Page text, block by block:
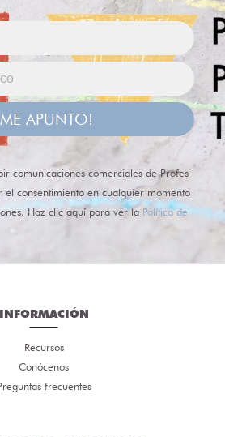
APUNTO!
comunicaciones comerciales de Profes
el consentimiento en cualquier momento
Haz clic aquí para ver la Política de
INFORMACIÓN
Recursos
Conócenos
frecuentes